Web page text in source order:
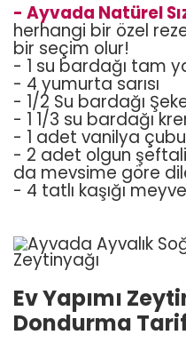
- Ayvada Natürel
herhangi bir özel
bir seçim olur!
- 1 su bardağı tam
- 4 yumurta sarısı
- 1/2 Su bardağı
- 1 1/3 su bardağı
- 1 adet vanilya
- 2 adet olgun
da mevsime göre
- 4 tatlı kaşığı
Ev Yapımı
Dondurma